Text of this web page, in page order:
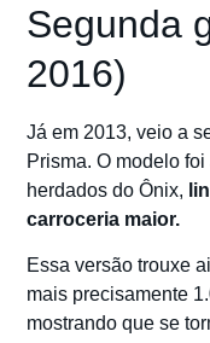
Segunda
2016)
Já em 2013, veio a
Prisma. O modelo
herdados do Ônix,
carroceria maior.
Essa versão trouxe
mais precisamente
mostrando que se